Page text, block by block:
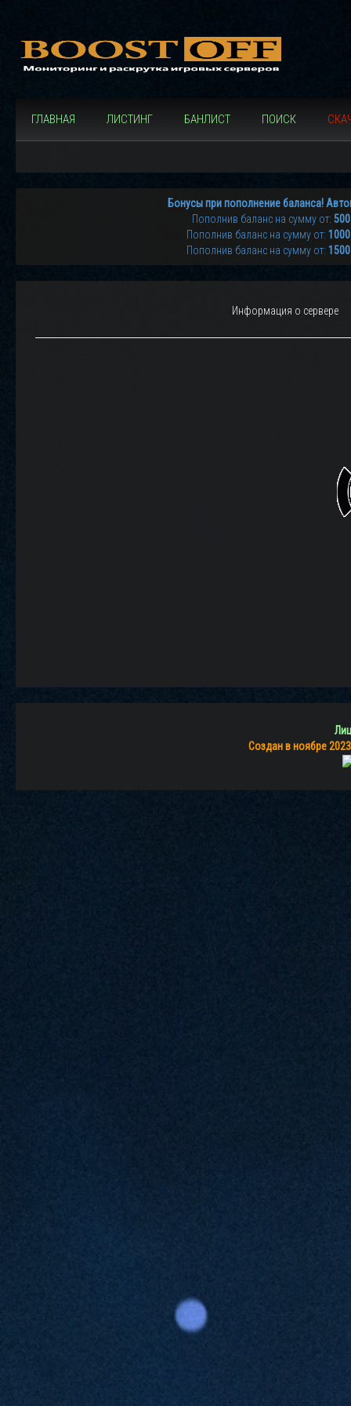
ГЛАВНАЯ ЛИСТИНГ БАНЛИСТ ПОИСК
Бонусы при пополнение баланса!
Пополнив баланс на сумму от:
Пополнив баланс на сумму от:
Пополнив баланс на сумму от:
Информация о сервере
Создан в ноябре